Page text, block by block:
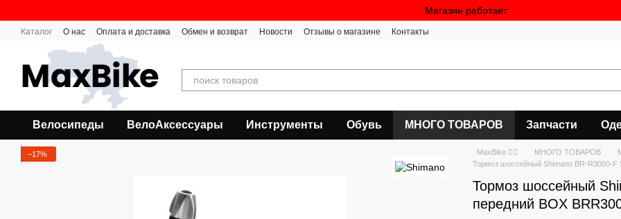
Магазин работает
Каталог О нас Оплата и доставка Обмен и возврат Новости Отзывы о магазине Контакты
Велосипеды ВелоАксессуары Инструменты Обувь МНОГО ТОВАРОВ Запчасти
−17% : MaxBike 🚴‍♀ МНОГО ТОВАРОВ
Тормоз шоссейный Shimano BR-R3000-F
Тормоз шоссейный
передний BOX